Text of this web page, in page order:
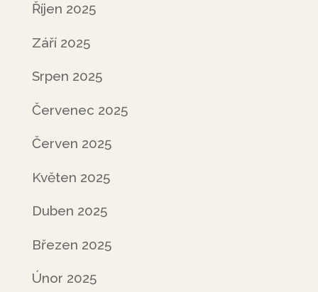
Říjen 2025
Září 2025
Srpen 2025
Červenec 2025
Červen 2025
Květen 2025
Duben 2025
Březen 2025
Únor 2025